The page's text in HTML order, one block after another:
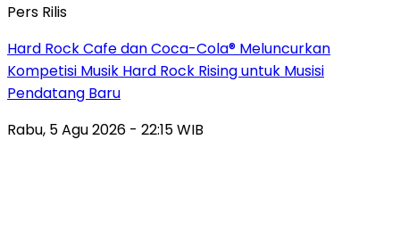
Pers Rilis
Hard Rock Cafe dan Coca-Cola® Meluncurkan
Kompetisi Musik Hard Rock Rising untuk Musisi
Pendatang Baru
Rabu, 5 Agu 2026 - 22:15 WIB